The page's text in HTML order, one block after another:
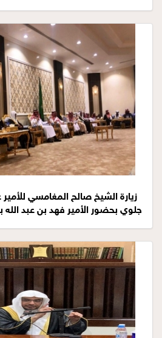
زيارة الشيخ صالح المغامسي
جلوي بحضور الأمير فهد بن عبد